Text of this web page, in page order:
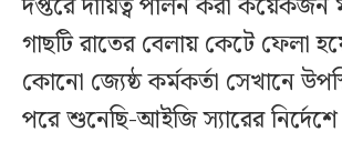
গাছটি রাতের বেলায় কেটে ফেলা
কোনো জ্যেষ্ঠ কর্মকর্তা সেখানে
পরে শুনেছি-আইজি স্যারের